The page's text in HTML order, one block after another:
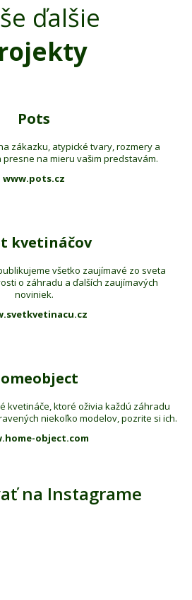
ďalšie
Pots
zákazku, atypické tvary, rozmery a
na mieru vašim predstavám.
www.pots.cz
kvetináčov
všetko zaujímavé zo sveta
o záhradu a ďalších zaujímavých
noviniek.
kvetináče, ktoré oživia každú záhradu
niekoľko modelov, pozrite si ich.
object.com
na Instagrame